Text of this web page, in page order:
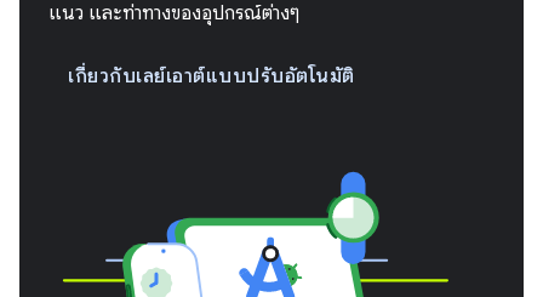
แนว และท่าทางของอุปกรณ์ต่างๆ
เกี่ยวกับเลย์เอาต์แบบปรับอัตโนมัติ